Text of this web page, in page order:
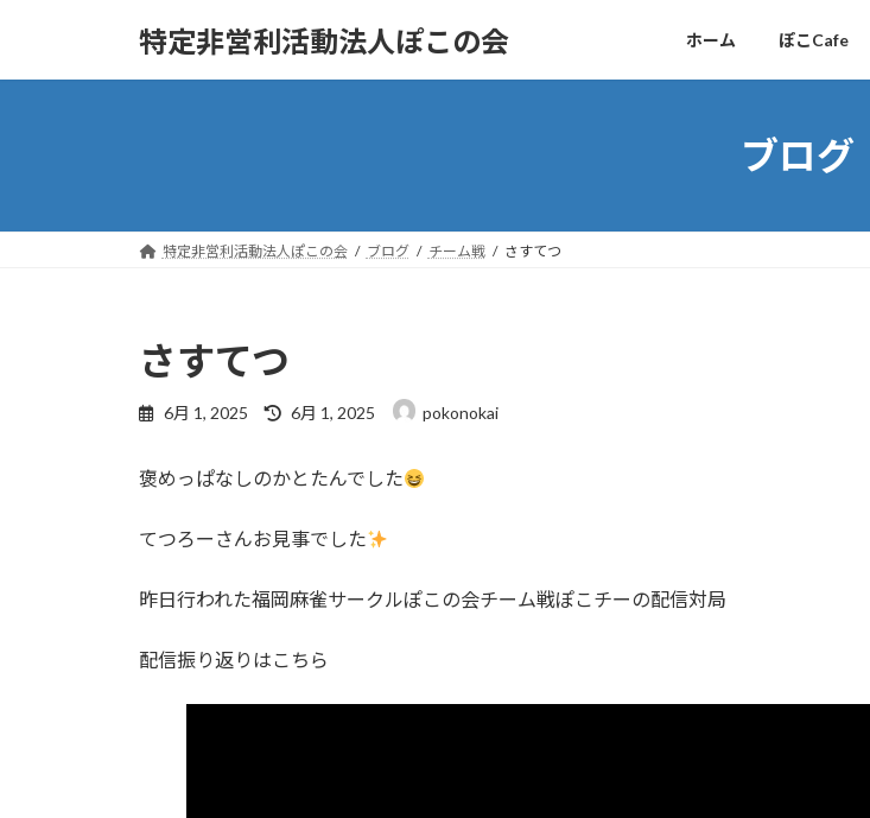
特定非営利活動法人ぽこの会 ホーム ぽこCafe
ブログ
特定非営利活動法人ぽこの会 ブログ チーム戦 さすてつ
さすてつ
6月 1, 2025
最
新
時
:
6月 1, 2025 pokonokai
褒めっぱなしのかとたんでした
てつろーさんお見事でした
昨日行われた福岡麻雀サークルぽこの会チーム戦ぽこチーの配信対局
配信振り返りはこちら